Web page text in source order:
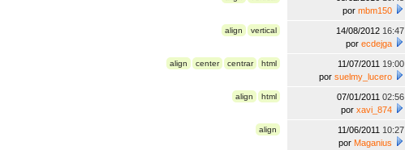
por mbm150
align vertical 14/08/2012 16:47
por ecdejga
align center centrar html 11/07/2011 19:00
por suelmy_lucero
align html 07/01/2011 02:56
por xavi_874
align 11/06/2011 10:27
por Maganius